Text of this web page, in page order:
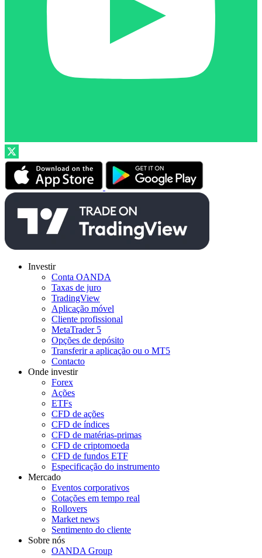
Investir
Conta OANDA
Taxas de juro
TradingView
Aplicação móvel
Cliente profissional
MetaTrader 5
Opções de depósito
Transferir a aplicação ou o MT5
Contacto
Onde investir
Forex
Ações
ETFs
CFD de ações
CFD de índices
CFD de matérias-primas
CFD de criptomoeda
CFD de fundos ETF
Especificação do instrumento
Mercado
Eventos corporativos
Cotações em tempo real
Rollovers
Market news
Sentimento do cliente
Sobre nós
OANDA Group